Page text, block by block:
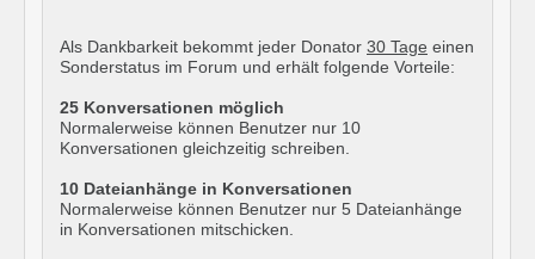
Als Dankbarkeit bekommt jeder Donator 30 Tage einen
Sonderstatus im Forum und erhält folgende Vorteile:
25 Konversationen möglich
Normalerweise können Benutzer nur 10
Konversationen gleichzeitig schreiben.
10 Dateianhänge in Konversationen
Normalerweise können Benutzer nur 5 Dateianhänge
in Konversationen mitschicken.